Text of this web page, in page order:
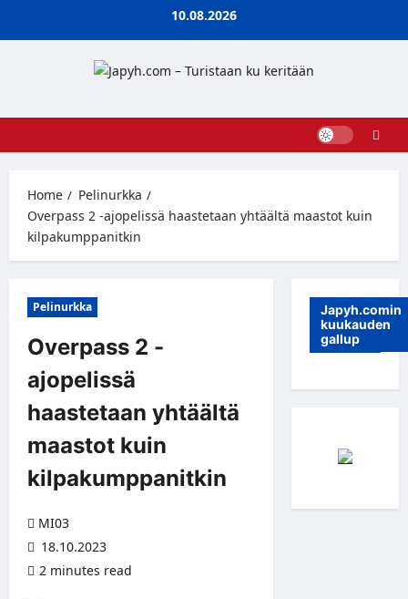
10.08.2026
Home
Pelinurkka
Overpass 2 -ajopelissä haastetaan yhtäältä maastot kuin
kilpakumppanitkin
Pelinurkka
Overpass 2 -
ajopelissä
haastetaan yhtäältä
maastot kuin
kilpakumppanitkin
MI03
18.10.2023
2 minutes read
Japyh.comin
kuukauden
gallup